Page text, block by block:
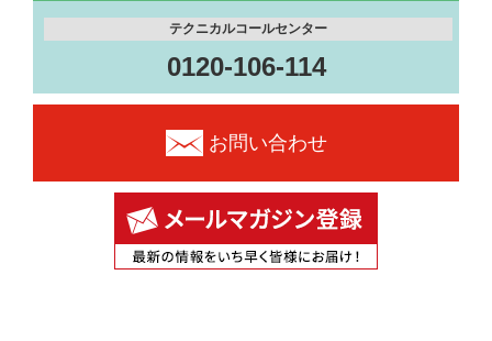
テクニカルコールセンター
0120-106-114
お問い合わせ